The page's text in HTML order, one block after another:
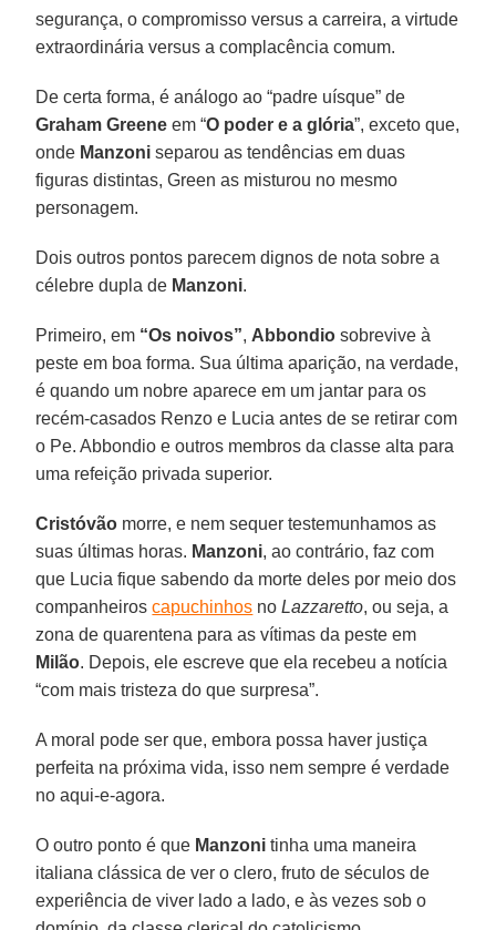
segurança, o compromisso versus a carreira, a virtude
extraordinária versus a complacência comum.
De certa forma, é análogo ao “padre uísque” de
Graham Greene em “O poder e a glória”, exceto que,
onde Manzoni separou as tendências em duas
figuras distintas, Green as misturou no mesmo
personagem.
Dois outros pontos parecem dignos de nota sobre a
célebre dupla de Manzoni.
Primeiro, em “Os noivos”, Abbondio sobrevive à
peste em boa forma. Sua última aparição, na verdade,
é quando um nobre aparece em um jantar para os
recém-casados Renzo e Lucia antes de se retirar com
o Pe. Abbondio e outros membros da classe alta para
uma refeição privada superior.
Cristóvão morre, e nem sequer testemunhamos as
suas últimas horas. Manzoni, ao contrário, faz com
que Lucia fique sabendo da morte deles por meio dos
companheiroscapuchinhos noLazzaretto, ou seja, a
zona de quarentena para as vítimas da peste em
Milão. Depois, ele escreve que ela recebeu a notícia
“com mais tristeza do que surpresa”.
A moral pode ser que, embora possa haver justiça
perfeita na próxima vida, isso nem sempre é verdade
no aqui-e-agora.
O outro ponto é que Manzoni tinha uma maneira
italiana clássica de ver o clero, fruto de séculos de
experiência de viver lado a lado, e às vezes sob o